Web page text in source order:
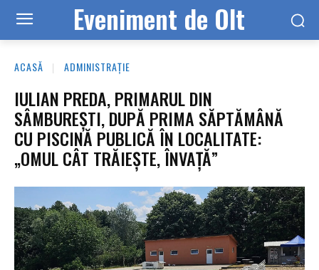
Eveniment de Olt
ACASĂ ADMINISTRAȚIE
IULIAN PREDA, PRIMARUL DIN
SÂMBUREȘTI, DUPĂ PRIMA SĂPTĂMÂNĂ
CU PISCINĂ PUBLICĂ ÎN LOCALITATE:
„OMUL CÂT TRĂIEȘTE, ÎNVAȚĂ”